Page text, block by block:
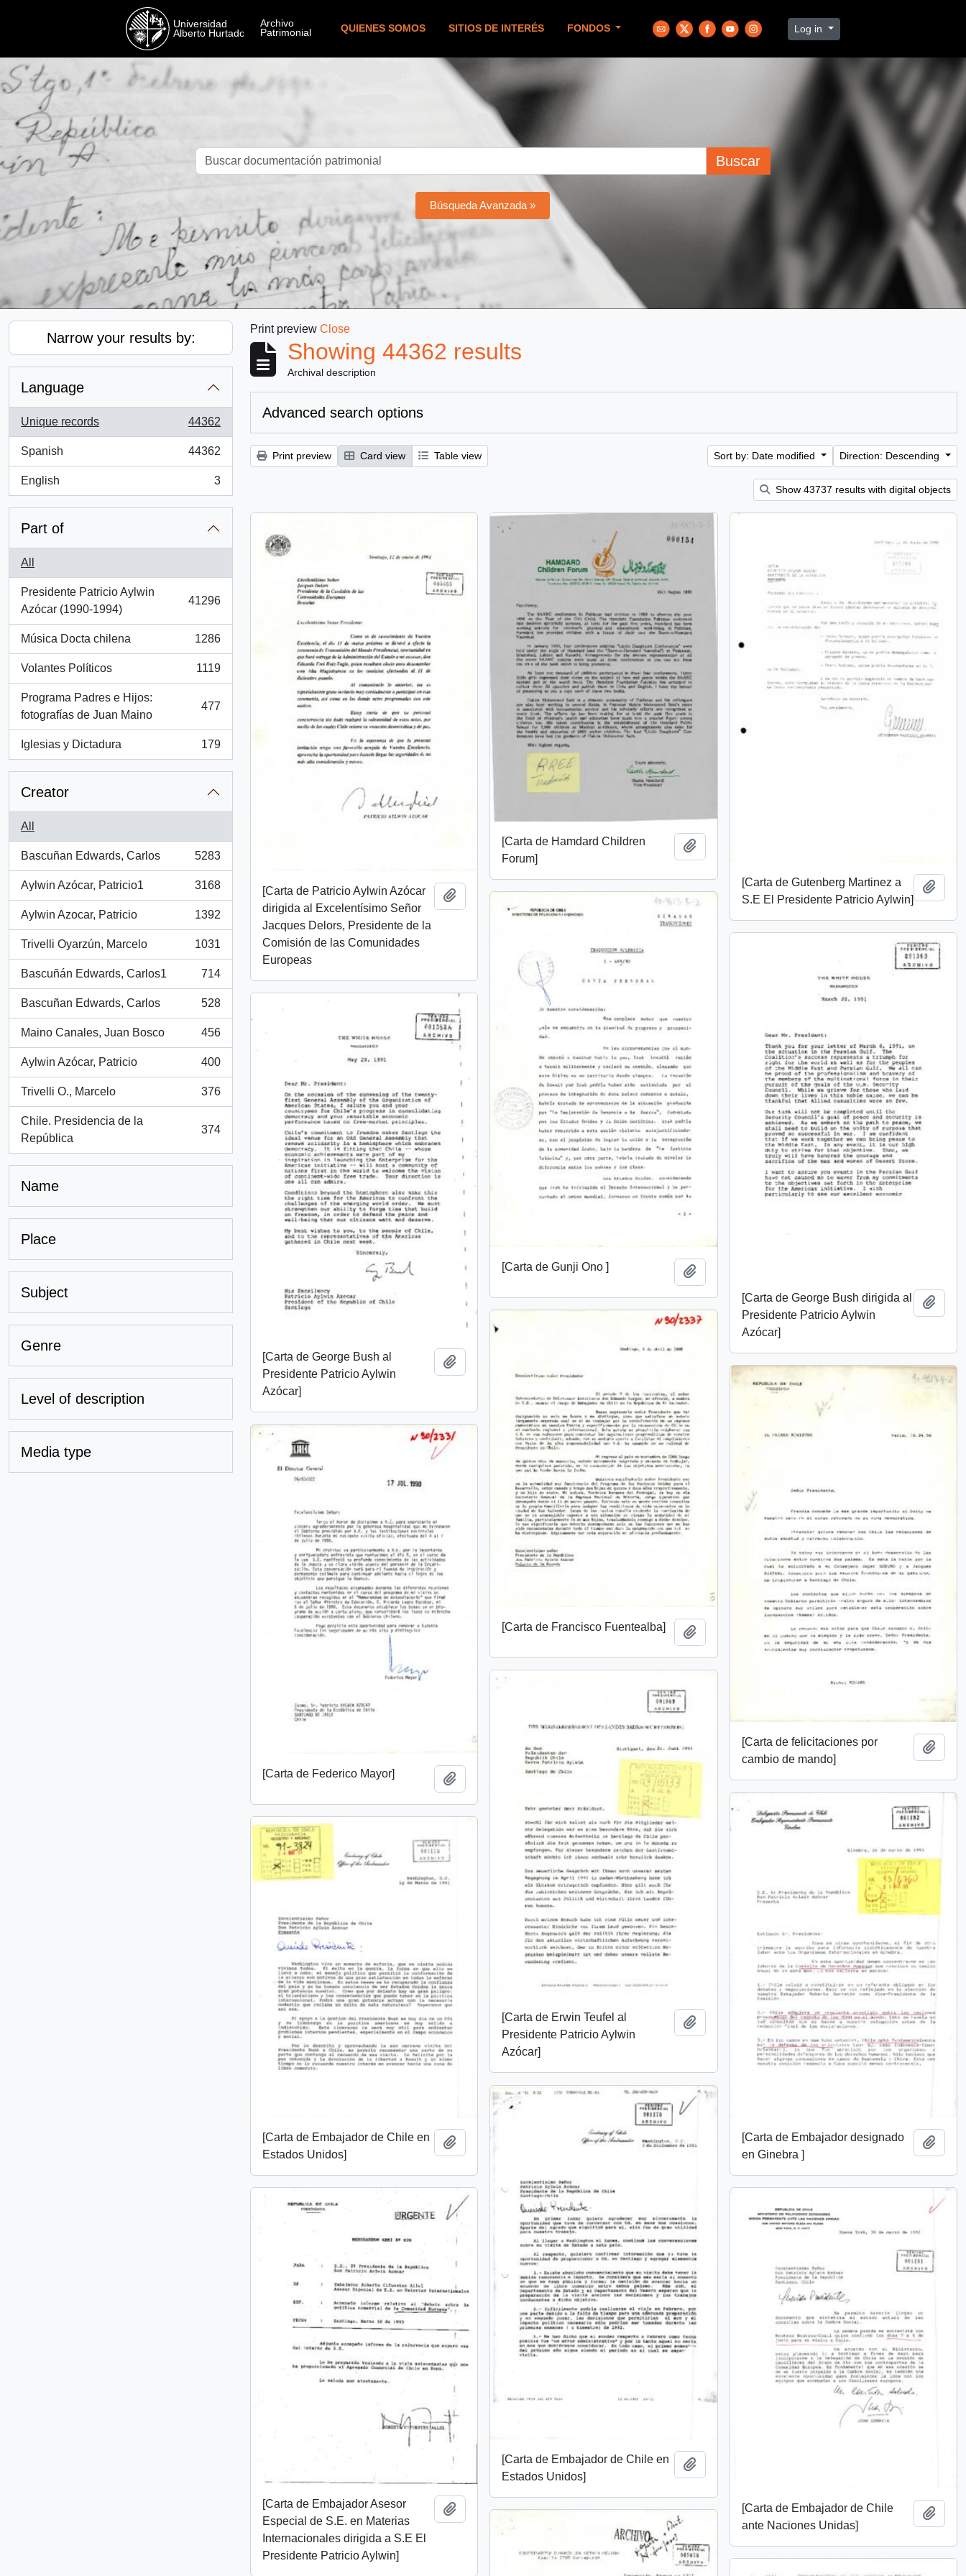
QUIENES SOMOS SITIOS DE INTERÉS FONDOS Log in
Buscar
Búsqueda Avanzada »
Narrow your results by:
Language
Unique records
, 44362 results
44362
Spanish
, 44362 results
44362
English
, 3 results
3
Part of
All
Presidente Patricio Aylwin
Azócar (1990-1994)
, 41296 results
41296
Música Docta chilena
, 1286 results
1286
Volantes Políticos
, 1119 results
1119
Programa Padres e Hijos:
fotografías de Juan Maino
, 477 results
477
Iglesias y Dictadura
, 179 results
179
Creator
All
Bascuñan Edwards, Carlos
, 5283 results
5283
Aylwin Azócar, Patricio1
, 3168 results
3168
Aylwin Azocar, Patricio
, 1392 results
1392
Trivelli Oyarzún, Marcelo
, 1031 results
1031
Bascuñán Edwards, Carlos1
, 714 results
714
Bascuñan Edwards, Carlos
, 528 results
528
Maino Canales, Juan Bosco
, 456 results
456
Aylwin Azócar, Patricio
, 400 results
400
Trivelli O., Marcelo
, 376 results
376
Chile. Presidencia de la
República
, 374 results
374
Name
Place
Subject
Genre
Level of description
Media type
Print preview Close
Showing 44362 results
Archival description
Advanced search options
Print preview Card view Table view Sort by: Date modified Direction: Descending
Show 43737 results with digital objects
[Carta de Patricio Aylwin Azócar
dirigida al Excelentísimo Señor
Jacques Delors, Presidente de la
Comisión de las Comunidades
Europeas
Add to clipboard
[Carta de Hamdard Children
Forum]
Add to clipboard
[Carta de Gutenberg Martinez a
S.E El Presidente Patricio Aylwin]
Add
[Carta de Gunji Ono ] Add to clipboard
[Carta de George Bush dirigida al
Presidente Patricio Aylwin
Azócar]
Add
[Carta de George Bush al
Presidente Patricio Aylwin
Azócar]
[Carta de Francisco Fuentealba] Add to clipboard
[Carta de felicitaciones por
cambio de mando]
Add
[Carta de Federico Mayor] Add to clipboard
[Carta de Erwin Teufel al
Presidente Patricio Aylwin
Azócar]
Add to clipboard
[Carta de Embajador designado
en Ginebra ]
Add
[Carta de Embajador de Chile en
Estados Unidos]
Add to clipboard
[Carta de Embajador de Chile en
Estados Unidos]
Add to clipboard
[Carta de Embajador de Chile
ante Naciones Unidas]
Add
[Carta de Embajador Asesor
Especial de S.E. en Materias
Internacionales dirigida a S.E El
Presidente Patricio Aylwin]
Add to clipboard